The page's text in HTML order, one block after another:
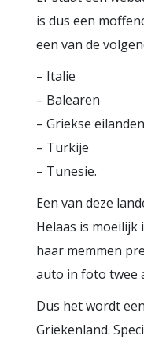
is dus een
een van de
– Italie
– Balearen
– Griekse eilanden
– Turkije
– Tunesie.
Een van deze
Helaas is
haar memmen
auto in foto twee
Dus het wordt
Griekenland.